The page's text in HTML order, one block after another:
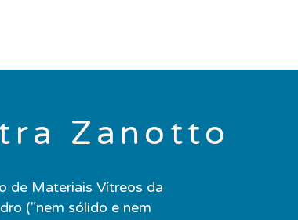
Zanotto
de Materiais Vítreos da
("nem sólido e nem